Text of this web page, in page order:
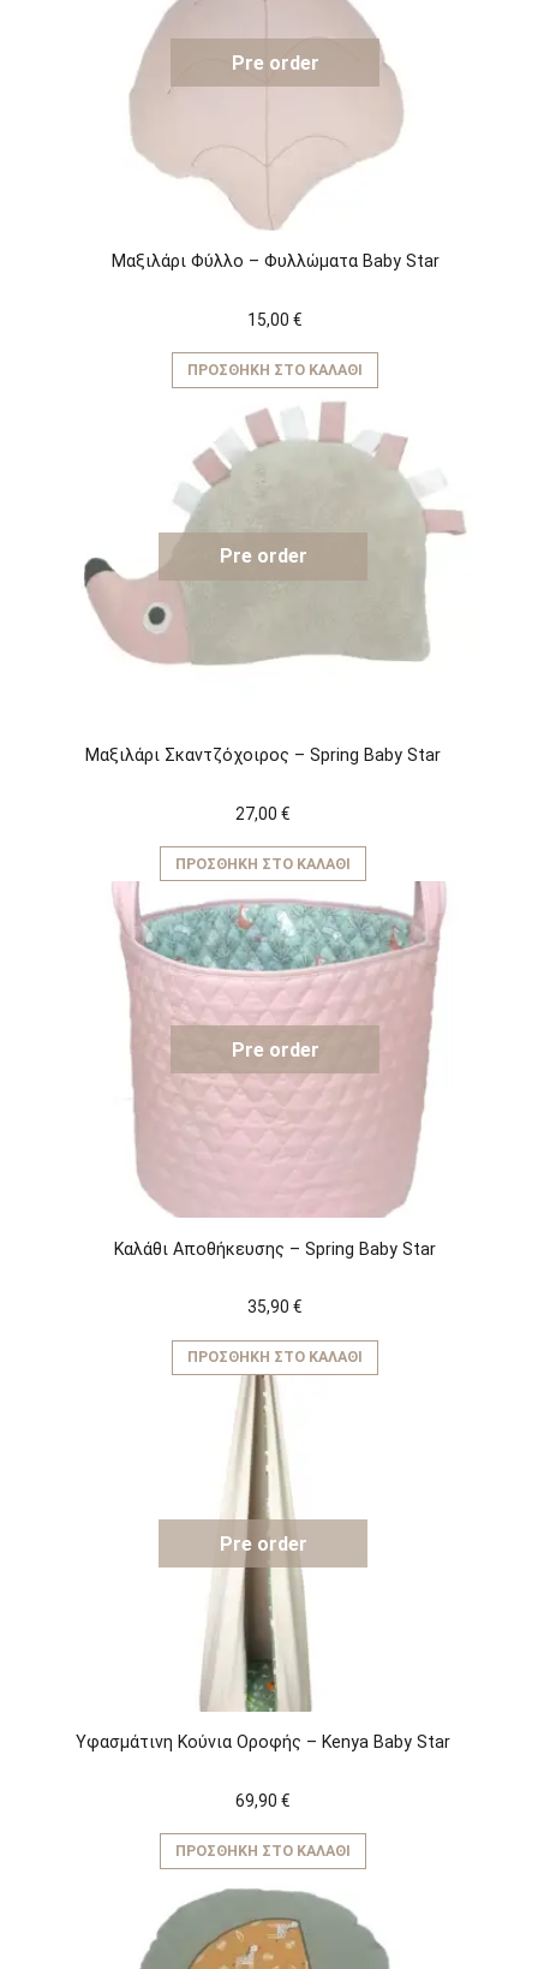
Pre order
Μαξιλάρι Φύλλο – Φυλλώματα Baby Star
15,00 €
ΠΡΟΣΘΉΚΗ ΣΤΟ ΚΑΛΆΘΙ
Pre order
Μαξιλάρι Σκαντζόχοιρος – Spring Baby Star
27,00 €
ΠΡΟΣΘΉΚΗ ΣΤΟ ΚΑΛΆΘΙ
Pre order
Καλάθι Αποθήκευσης – Spring Baby Star
35,90 €
ΠΡΟΣΘΉΚΗ ΣΤΟ ΚΑΛΆΘΙ
Pre order
Υφασμάτινη Κούνια Οροφής – Kenya Baby Star
69,90 €
ΠΡΟΣΘΉΚΗ ΣΤΟ ΚΑΛΆΘΙ